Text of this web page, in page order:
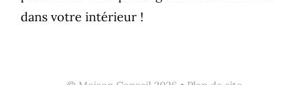
dans votre intérieur !